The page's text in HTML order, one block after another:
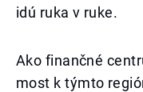
idú ruka v ruke.
Ako finančné
most k týmto